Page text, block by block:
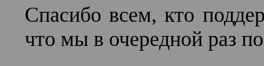
Спасибо всем, кто
что мы в очередной раз